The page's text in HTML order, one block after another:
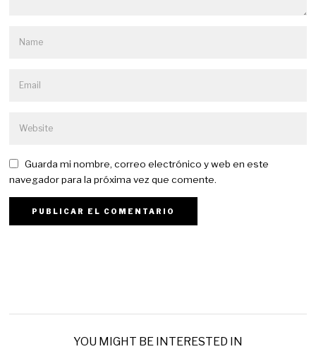
Guarda mi nombre, correo electrónico y web en este
navegador para la próxima vez que comente.
YOU MIGHT BE INTERESTED IN